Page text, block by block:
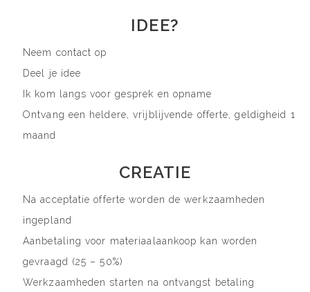
IDEE?
Neem contact op
Deel je idee
Ik kom langs voor gesprek en opname
Ontvang een heldere, vrijblijvende offerte, geldigheid 1
maand
CREATIE
Na acceptatie offerte worden de werkzaamheden
ingepland
Aanbetaling voor materiaalaankoop kan worden
gevraagd (25 – 50%)
Werkzaamheden starten na ontvangst betaling